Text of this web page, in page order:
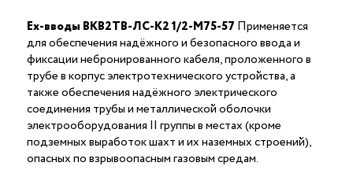
Ex-вводы ВКВ2ТВ-ЛС-К2 1/2-М75-57 Применяется
для обеспечения надёжного и безопасного ввода и
фиксации небронированного кабеля, проложенного в
трубе в корпус электротехнического устройства, а
также обеспечения надёжного электрического
соединения трубы и металлической оболочки
электрооборудования II группы в местах (кроме
подземных выработок шахт и их наземных строений),
опасных по взрывоопасным газовым средам.